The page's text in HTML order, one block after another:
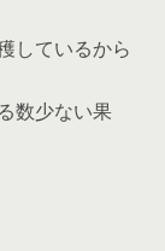
しているから
数少ない果